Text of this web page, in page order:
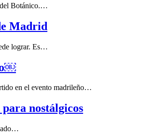
del Botánico.…
Madrid
lograr. Es…
en el evento madrileño…
nostálgicos